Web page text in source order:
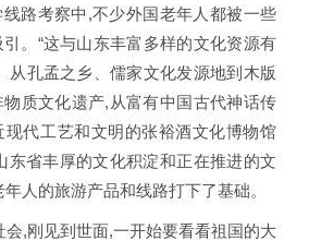
路考察中,不少外国老年人都被一些
。“这与山东丰富多样的文化资源有
从孔孟之乡、儒家文化发源地到木版
质文化遗产,从富有中国古代神话传
代工艺和文明的张裕酒文化博物馆
东省丰厚的文化积淀和正在推进的文
人的旅游产品和线路打下了基础。
会,刚见到世面,一开始要看看祖国的大